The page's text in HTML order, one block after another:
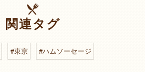
関連タグ
#東京 #ハムソーセージ